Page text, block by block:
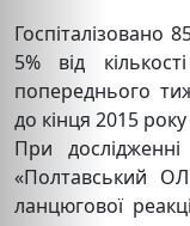
Госпіталізовано
5% від
попереднього
до кінця 2015
При дослідженні
«Полтавський
ланцюгової